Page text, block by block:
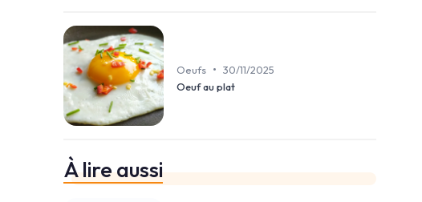
Oeufs • 30/11/2025
Oeuf au plat
À lire aussi